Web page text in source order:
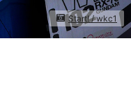
Start! / wkc1